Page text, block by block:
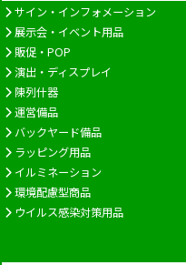
サイン・インフォメーション
展示会・イベント用品
販促・POP
演出・ディスプレイ
陳列什器
運営備品
バックヤード備品
ラッピング用品
イルミネーション
環境配慮型商品
ウイルス感染対策用品